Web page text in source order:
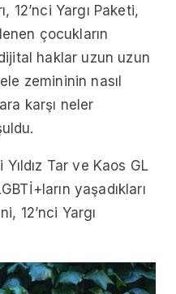
12’nci Yargı Paketi,
çocukların
haklar uzun uzun
zemininin nasıl
karşı neler
Tar ve Kaos GL
yaşadıkları
12’nci Yargı